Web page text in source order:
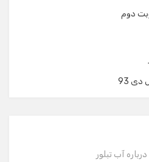
دوم
آب تبلور
شماره تماس یا ایمیل خود را